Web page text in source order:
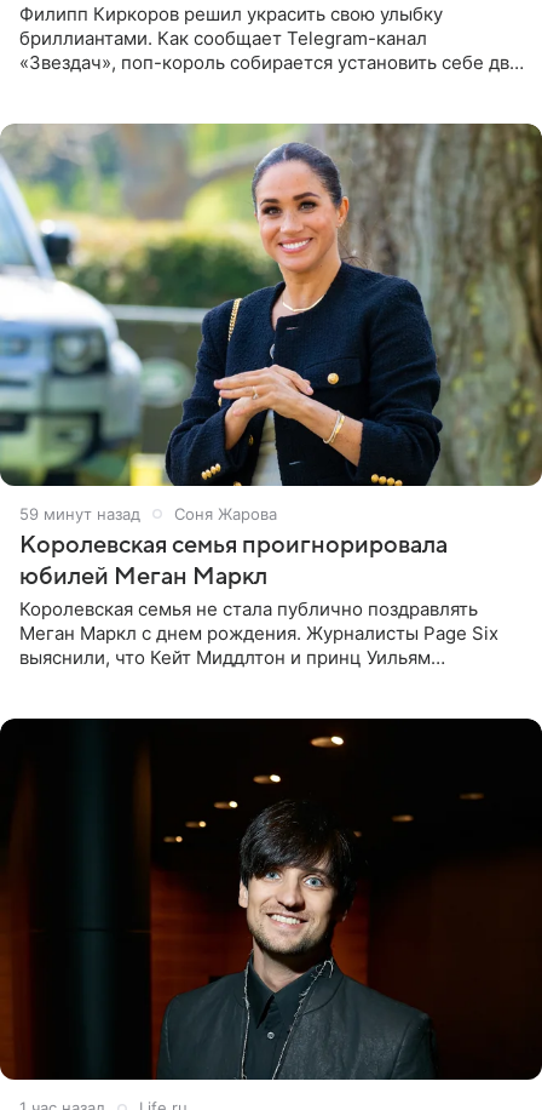
Филипп Киркоров решил украсить свою улыбку
бриллиантами. Как сообщает Telegram-канал
«Звездач», поп-король собирается установить себе два
59 минут назад Соня Жарова
Королевская семья проигнорировала
юбилей Меган Маркл
Королевская семья не стала публично поздравлять
Меган Маркл с днем рождения. Журналисты Page Six
выяснили, что Кейт Миддлтон и принц Уильям